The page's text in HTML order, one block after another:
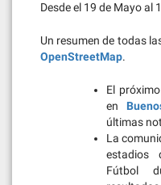
Desde el 19 de Mayo al
Un resumen de todas
OpenStreetMap.
El
en
últimas
La
estadios
Fútbol